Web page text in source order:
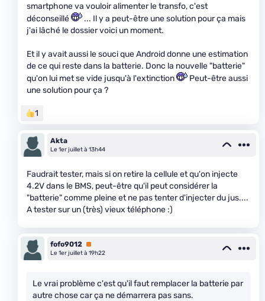
smartphone va vouloir alimenter le transfo, c'est
déconseillé
... Il y a peut-être une solution pour ça mais
j'ai lâché le dossier voici un moment.
Et il y avait aussi le souci que Android donne une estimation
de ce qui reste dans la batterie. Donc la nouvelle "batterie"
qu'on lui met se vide jusqu'à l'extinction
Peut-être aussi
une solution pour ça ?
1
Akta
Le 1er juillet à 13h44
Faudrait tester, mais si on retire la cellule et qu'on injecte
4.2V dans le BMS, peut-être qu'il peut considérer la
"batterie" comme pleine et ne pas tenter d'injecter du jus....
A tester sur un (très) vieux téléphone :)
fofo9012 Premium
Le 1er juillet à 19h22
Le vrai problème c'est qu'il faut remplacer la batterie par
autre chose car ça ne démarrera pas sans.